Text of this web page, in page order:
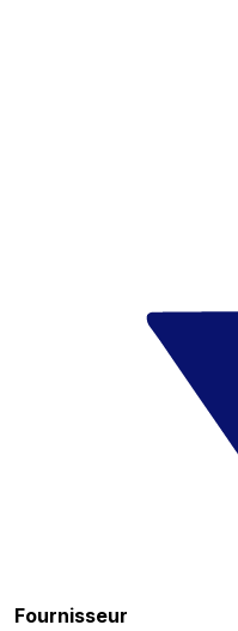
Fournisseur